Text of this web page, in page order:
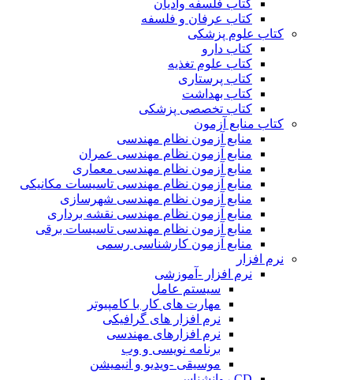
کتاب فلسفه وادیان
کتاب عرفان و فلسفه
کتاب علوم پزشکی
کتاب دارو
کتاب علوم تغذیه
کتاب پرستاری
کتاب بهداشت
کتاب تخصصی پزشکی
کتاب منابع آزمون
منابع آزمون نظام مهندسی
منابع آزمون نظام مهندسی عمران
منابع آزمون نظام مهندسی معماری
منابع آزمون نظام مهندسی تاسیسات مکانیکی
منابع آزمون نظام مهندسی شهرسازی
منابع آزمون نظام مهندسی نقشه برداری
منابع آزمون نظام مهندسی تاسیسات برقی
منابع آزمون کارشناسی رسمی
نرم افزار
نرم افزار -آموزشی
سیستم عامل
مهارت های کار با کامپیوتر
نرم افزار های گرافیکی
نرم افزارهای مهندسی
برنامه نویسی و وب
موسیقی -ویدیو و انیمیشن